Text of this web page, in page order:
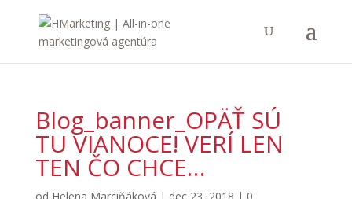
Blog_banner_OPÄŤ SÚ
TU VIANOCE! VERÍ LEN
TEN ČO CHCE…